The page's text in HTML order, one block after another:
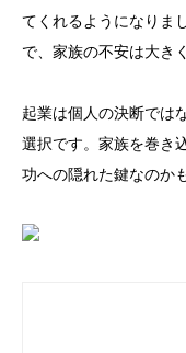
てくれるようになりま
で、家族の不安は大き
起業は個人の決断では
選択です。家族を巻き
功への隠れた鍵なのか